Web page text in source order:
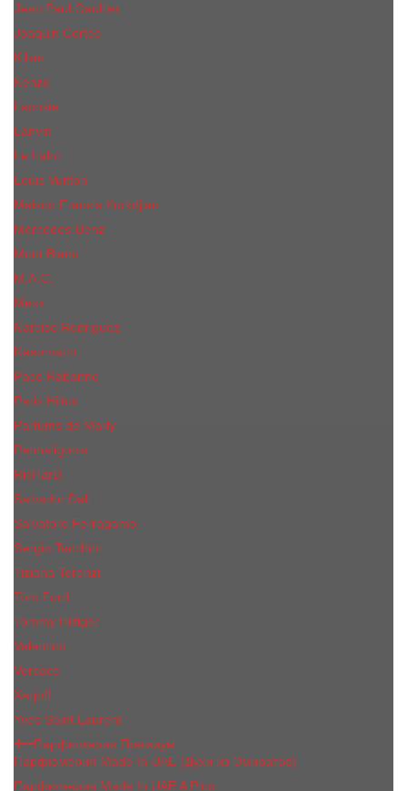
Jean Paul Gaultier
Joaquin Сortes
Kilian
Kenzo
Lacoste
Lanvin
Le Labo
Louis Vuitton
Maison Francis Kurkdjian
Mercedes-Benz
Mont Blanc
M.А.C.
Mexx
Narciso Rodriguez
Nasomatto
Paco Rabanne
Paris Hilton
Parfums de Marly
Penhaligon​'s
RicHarD
Salvador Dali
Salvatore Ferragamo
Sergio Tacchini
Tiziana Terenzi
Tom Ford
Tommy Hilfiger
Valentino
Versace
Xerjoff
Yves Saint Laurent
Парфюмерия Премиум
Парфюмерия Made In UAE (Духи из Эмиратов)
Парфюмерия Made In UAE A Plus